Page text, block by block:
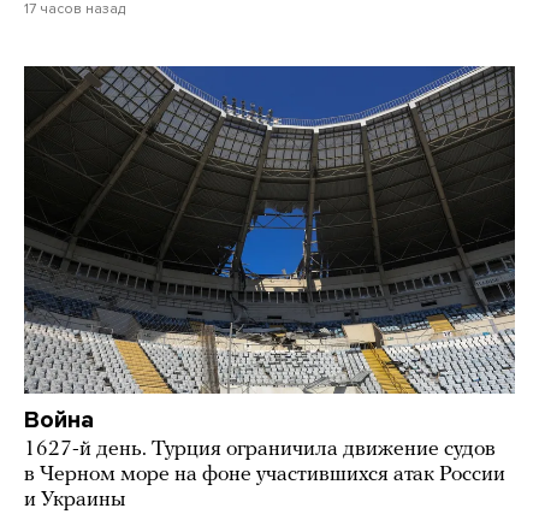
17 часов назад
Война
1627-й день. Турция ограничила движение судов
в Черном море на фоне участившихся атак России
и Украины